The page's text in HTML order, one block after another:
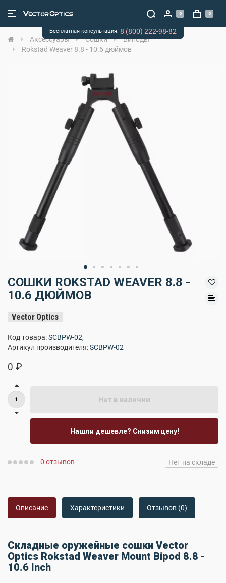
0 0
Аксессуары Сошки
Биподы
Rokstad Weaver 8.8 - 10.6 дюймов
СОШКИ ROKSTAD WEAVER 8.8 -
10.6 ДЮЙМОВ
Vector Optics
Код товара:SCBPW-02,
Артикул производителя:SCBPW-02
0 ₽
Нет в наличии
Нашли дешевле? Снизим цену!
0 отзывов Нет на складе
Описание Характеристики Отзывов (0)
Складные оружейные сошки Vector
Optics Rokstad Weaver Mount Bipod 8.8 -
10.6 Inch
Бесплатная консультация: 8 (800) 222-98-82